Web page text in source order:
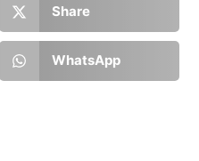
Share
WhatsApp